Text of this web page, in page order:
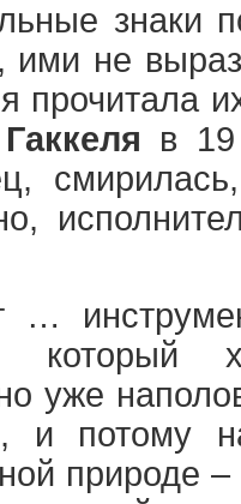
знаки
не
прочитала
в
…
уже
и потому
природе